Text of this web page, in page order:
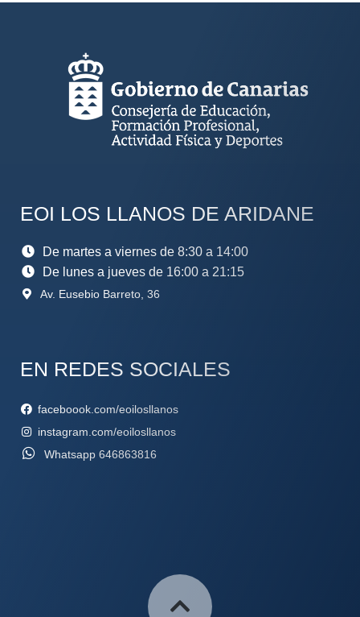
EOI LOS LLANOS DE ARIDANE
De martes a viernes de 8:30 a 14:00
De lunes a jueves de 16:00 a 21:15
Av. Eusebio Barreto, 36
EN REDES SOCIALES
faceboook.com/eoilosllanos
instagram.com/eoilosllanos
Whatsapp 646863816